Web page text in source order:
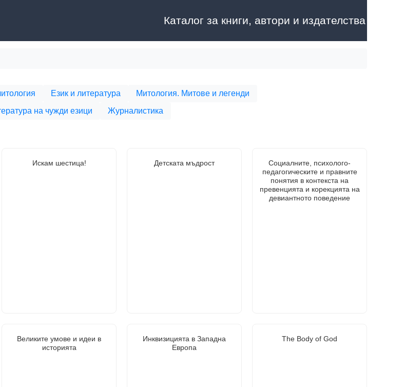
Каталог за книги, автори и издателства
Език и литература
Митология. Митове и легенди
на чужди езици Журналистика
Искам шестица! Детската мъдрост
Социалните, психолого-
педагогическите и правните
понятия в контекста на
превенцията и корекцията на
девиантното поведение
Великите умове и идеи в
историята
Инквизицията в Западна
Европа
The Body of God